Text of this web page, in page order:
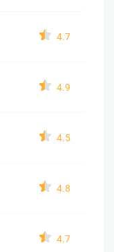
4.7
4.9
4.5
4.8
4.7